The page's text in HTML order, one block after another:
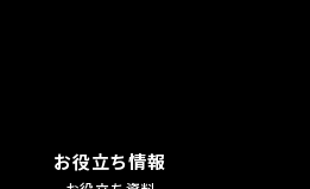
お役立ち情報